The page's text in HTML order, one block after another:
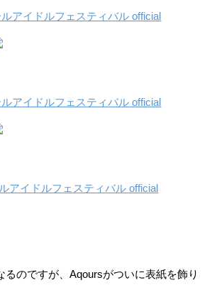
アイドルフェスティバル official
アイドルフェスティバル official
アイドルフェスティバル official
るのですが、Aqoursがついに表紙を飾り